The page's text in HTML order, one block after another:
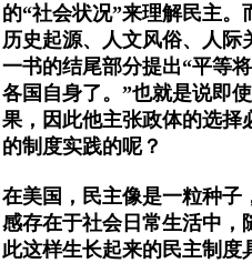
的“社会状况”来理解民主。
历史起源、人文风俗、人
一书的结尾部分提出“平等
各国自身了 。 ”也就是说即
果，因此他主张政体的选择
的制度实践的呢？
在美国，民主像是一粒种子
感存在于社会日常生活中，
此这样生长起来的民主制度